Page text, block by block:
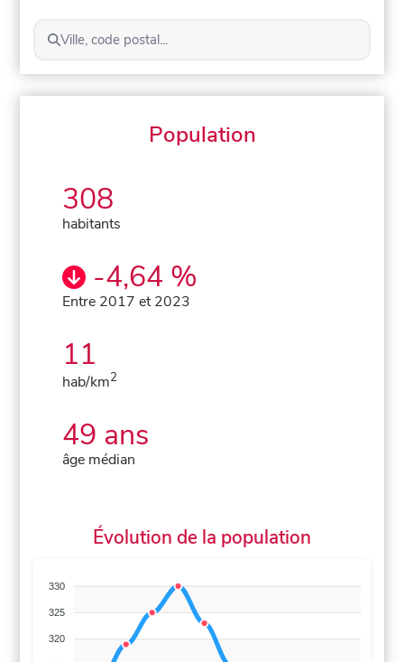
Ville, code postal...
Population
308
habitants
-4,64 %
Entre 2017 et 2023
11
hab/km2
49 ans
âge médian
Évolution de la population
330
325
320